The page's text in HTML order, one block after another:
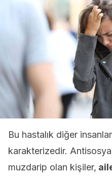
Bu hastalık diğer
karakterizedir.
muzdarip olan kişiler,